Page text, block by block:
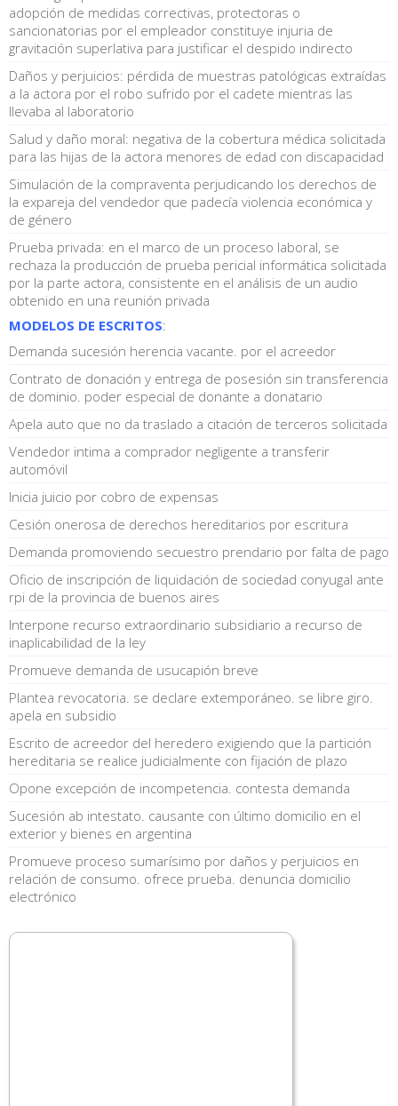
adopción de medidas correctivas, protectoras o
sancionatorias por el empleador constituye injuria de
gravitación superlativa para justificar el despido indirecto
Daños y perjuicios: pérdida de muestras patológicas extraídas
a la actora por el robo sufrido por el cadete mientras las
llevaba al laboratorio
Salud y daño moral: negativa de la cobertura médica solicitada
para las hijas de la actora menores de edad con discapacidad
Simulación de la compraventa perjudicando los derechos de
la expareja del vendedor que padecía violencia económica y
de género
Prueba privada: en el marco de un proceso laboral, se
rechaza la producción de prueba pericial informática solicitada
por la parte actora, consistente en el análisis de un audio
obtenido en una reunión privada
MODELOS DE ESCRITOS:
Demanda sucesión herencia vacante. por el acreedor
Contrato de donación y entrega de posesión sin transferencia
de dominio. poder especial de donante a donatario
Apela auto que no da traslado a citación de terceros solicitada
Vendedor intima a comprador negligente a transferir
automóvil
Inicia juicio por cobro de expensas
Cesión onerosa de derechos hereditarios por escritura
Demanda promoviendo secuestro prendario por falta de pago
Oficio de inscripción de liquidación de sociedad conyugal ante
rpi de la provincia de buenos aires
Interpone recurso extraordinario subsidiario a recurso de
inaplicabilidad de la ley
Promueve demanda de usucapión breve
Plantea revocatoria. se declare extemporáneo. se libre giro.
apela en subsidio
Escrito de acreedor del heredero exigiendo que la partición
hereditaria se realice judicialmente con fijación de plazo
Opone excepción de incompetencia. contesta demanda
Sucesión ab intestato. causante con último domicilio en el
exterior y bienes en argentina
Promueve proceso sumarísimo por daños y perjuicios en
relación de consumo. ofrece prueba. denuncia domicilio
electrónico